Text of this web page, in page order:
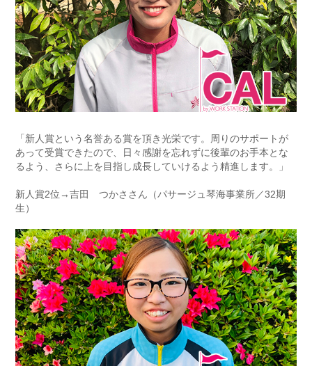
「新人賞という名誉ある賞を頂き光栄です。周りのサポートが
あって受賞できたので、日々感謝を忘れずに後輩のお手本とな
るよう、さらに上を目指し成長していけるよう精進します。」
新人賞2位→吉田 つかささん（パサージュ琴海事業所／32期
生）